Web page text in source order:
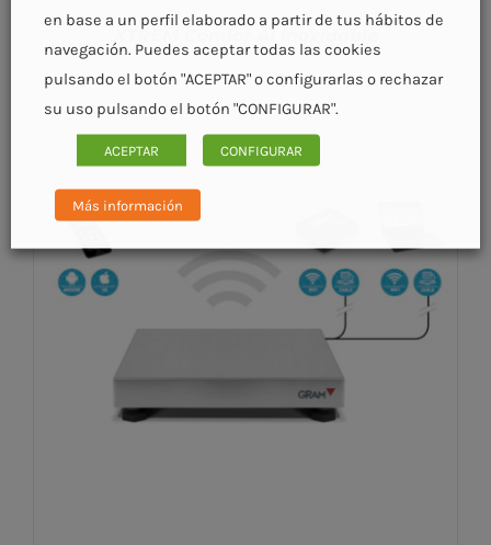
XTREM Condor AI Inoxidable
en base a un perfil elaborado a partir de tus hábitos de
navegación. Puedes aceptar todas las cookies
pulsando el botón "ACEPTAR" o configurarlas o rechazar
su uso pulsando el botón "CONFIGURAR".
ACEPTAR CONFIGURAR
Más información